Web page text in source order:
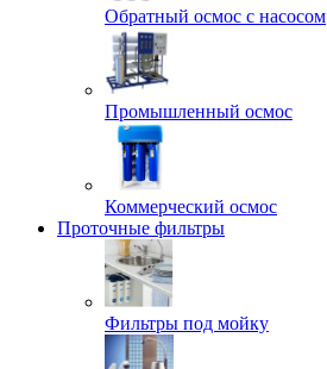
Обратный осмос с насосом
Промышленный осмос
Коммерческий осмос
Проточные фильтры
Фильтры под мойку